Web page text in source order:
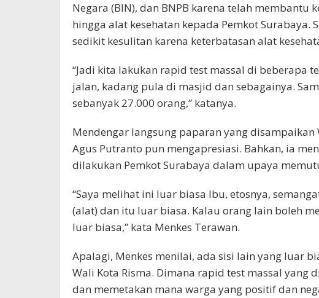
Negara (BIN), dan BNPB karena telah membantu
hingga alat kesehatan kepada Pemkot Surabaya.
sedikit kesulitan karena keterbatasan alat
“Jadi kita lakukan rapid test massal di beberapa
jalan, kadang pula di masjid dan sebagainya.
sebanyak 27.000 orang,” katanya.
Mendengar langsung paparan yang disampaikan
Agus Putranto pun mengapresiasi. Bahkan, ia
dilakukan Pemkot Surabaya dalam upaya
“Saya melihat ini luar biasa Ibu, etosnya,
(alat) dan itu luar biasa. Kalau orang lain boleh
luar biasa,” kata Menkes Terawan.
Apalagi, Menkes menilai, ada sisi lain yang luar
Wali Kota Risma. Dimana rapid test massal yang
dan memetakan mana warga yang positif dan